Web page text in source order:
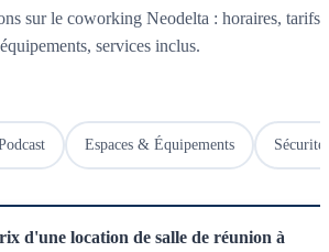
sur le coworking Neodelta : horaires, tarifs,
équipements, services inclus.
Espaces & Équipements Sécurité
d'une location de salle de réunion à